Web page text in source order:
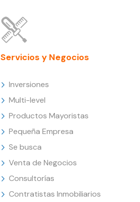
Servicios y Negocios
Inversiones
Multi-level
Productos Mayoristas
Pequeña Empresa
Se busca
Venta de Negocios
Consultorías
Contratistas Inmobiliarios